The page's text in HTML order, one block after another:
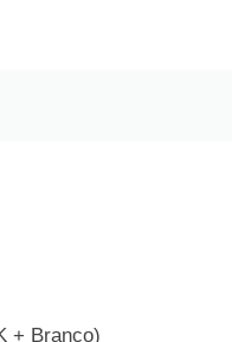
+ Branco)